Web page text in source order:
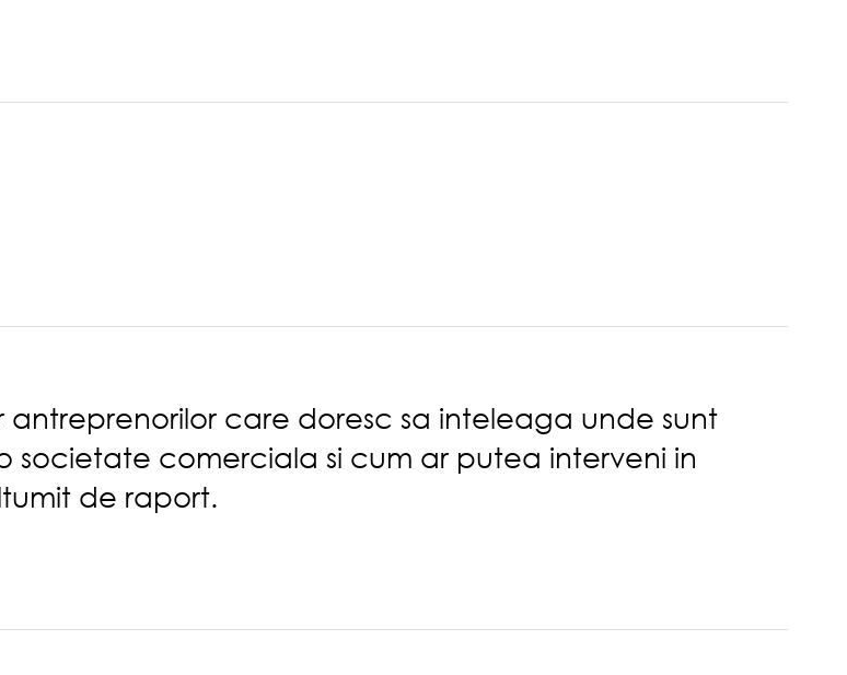
care doresc sa inteleaga unde sunt
societate comerciala si cum ar putea interveni in
de raport.